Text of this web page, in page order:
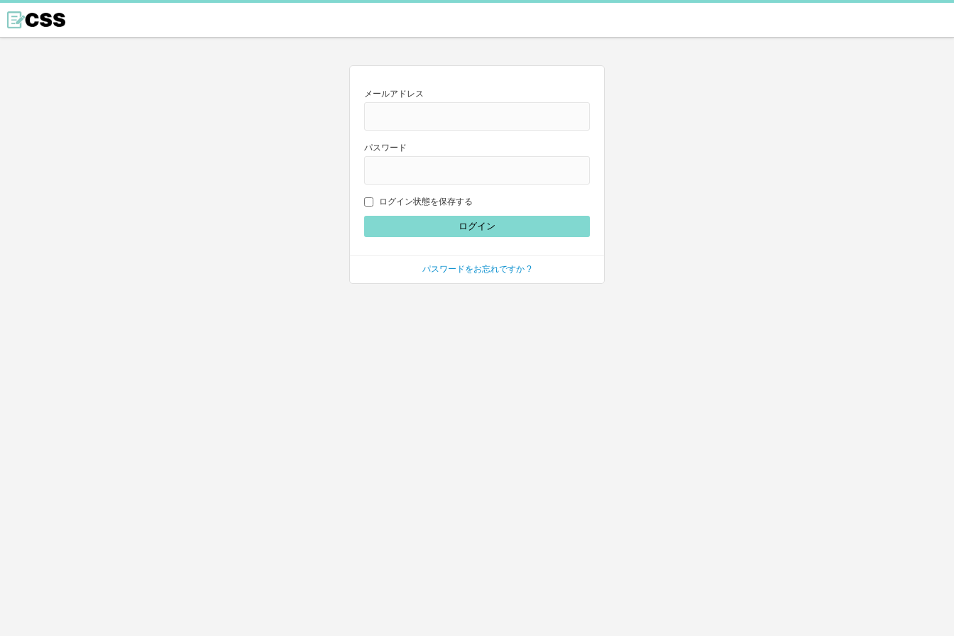
メールアドレス
パスワード
ログイン状態を保存する
パスワードをお忘れですか ?